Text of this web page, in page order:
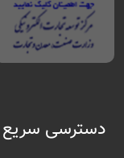
دسترسی سریع